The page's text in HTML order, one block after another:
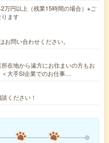
万円以上（残業15時間の場合）※ご
ます
問い合わせください。
所在地から遠方にお住まいの方もお
大手SI企業でのお仕事…
ください！